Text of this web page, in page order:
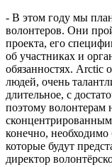
- В этом году мы
волонтеров. Они
проекта, его
об участниках и
обязанностях. Arctic
людей, очень
длительное, с
поэтому
конечно,
которые будут
директор